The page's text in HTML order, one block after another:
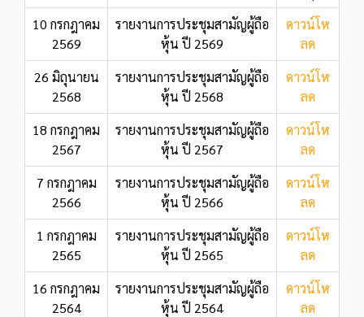
10 กรกฎาคม
2569
รายงานการประชุมสามัญผู้ถือ
หุ้น ปี 2569
ดาวน์โห
ลด
26 มิถุนายน
2568
รายงานการประชุมสามัญผู้ถือ
หุ้น ปี 2568
ดาวน์โห
ลด
18 กรกฎาคม
2567
รายงานการประชุมสามัญผู้ถือ
หุ้น ปี 2567
ดาวน์โห
ลด
7 กรกฎาคม
2566
รายงานการประชุมสามัญผู้ถือ
หุ้น ปี 2566
ดาวน์โห
ลด
1 กรกฎาคม
2565
รายงานการประชุมสามัญผู้ถือ
หุ้น ปี 2565
ดาวน์โห
ลด
16 กรกฎาคม
2564
รายงานการประชุมสามัญผู้ถือ
หุ้น ปี 2564
ดาวน์โห
ลด